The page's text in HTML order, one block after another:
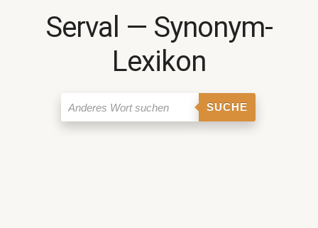
Serval ― Synonym-
Lexikon
SUCHE